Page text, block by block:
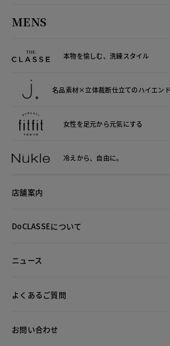
MENS
本物を愉しむ、洗練スタイル
名品素材×立体裁断仕立てのハイエン
女性を足元から元気にする
冷えから、 自由に。
店舗案内
DoCLASSEについて
ニュース
よくあるご質問
お問い合わせ